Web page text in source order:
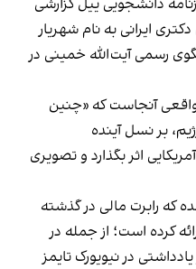
ایرانی به نام شهریار
رسمی آیت‌الله خمینی در
آنجاست که «چنین
بر نسل آینده
اثر بگذارد و تصویری
که رابرت مالی در گذشته
کرده است؛ از جمله در
آبان ۱۳۹۸ که در یادداشتی در نیویورک تایمز